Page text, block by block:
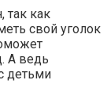
так как
свой уголок
А ведь
детьми